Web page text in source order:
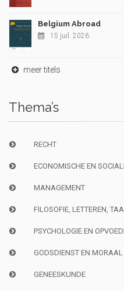
Belgium Abroad
15 juil. 2026
meer titels
Thema’s
RECHT
ECONOMISCHE EN
MANAGEMENT
FILOSOFIE, LETTEREN,
PSYCHOLOGIE EN
GODSDIENST EN MORAAL
GENEESKUNDE